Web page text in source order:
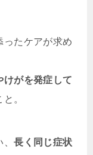
ったケアが求め
けがを発症して
と。
、長く同じ症状